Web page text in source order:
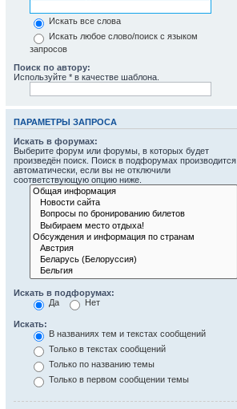
Искать все слова
Искать любое слово/поиск с языком
запросов
Поиск по автору:
Используйте * в качестве шаблона.
ПАРАМЕТРЫ ЗАПРОСА
Искать в форумах:
Выберите форум или форумы, в которых будет
произведён поиск. Поиск в подфорумах производится
автоматически, если вы не отключили
соответствующую опцию ниже.
Искать в подфорумах:
Да
Нет
Искать:
В названиях тем и текстах сообщений
Только в текстах сообщений
Только по названию темы
Только в первом сообщении темы